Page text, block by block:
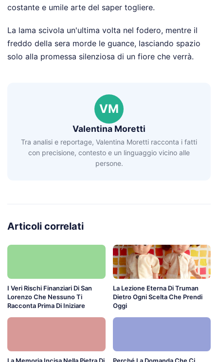
costante e umile arte del saper togliere.
La lama scivola un'ultima volta nel fodero, mentre il
freddo della sera morde le guance, lasciando spazio
solo alla promessa silenziosa di un fiore che verrà.
VM
Valentina Moretti
Tra analisi e reportage, Valentina Moretti racconta i fatti
con precisione, contesto e un linguaggio vicino alle
persone.
Articoli correlati
I Veri Rischi Finanziari Di San
Lorenzo Che Nessuno Ti
Racconta Prima Di Iniziare
La Lezione Eterna Di Truman
Dietro Ogni Scelta Che Prendi
Oggi
La Memoria Incisa Nella Pietra Di Perché La Domanda Che Ci